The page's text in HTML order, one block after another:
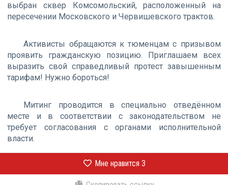
выбран сквер Комсомольский, расположенный на
пересечении Московского и Червишевского трактов.
Активисты обращаются к тюменцам с призывом
проявить гражданскую позицию. Приглашаем всех
выразить свой справедливый протест завышенным
тарифам! Нужно бороться!
Митинг проводится в специально отведённом
месте и в соответствии с законодательством не
требует согласования с органами исполнительной
власти.
Мне нравится 3